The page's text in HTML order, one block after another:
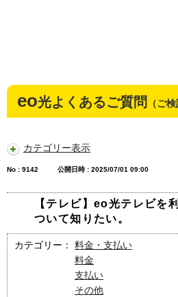
eo光よくあるご質問 （ご
カテゴリー表示
No : 9142 公開日時 : 2025/07/01 09:00
【テレビ】eo光テレビを
ついて知りたい。
カテゴリー：
料金・支払い
料金
支払い
その他